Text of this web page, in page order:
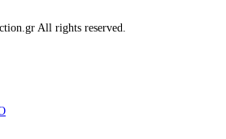
All rights reserved.